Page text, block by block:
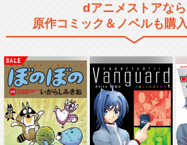
dアニメストアなら
原作コミック＆ノベルも購